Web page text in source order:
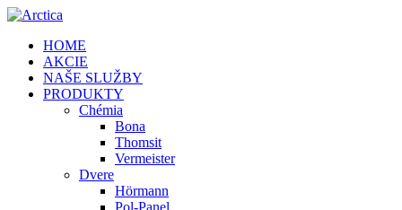
HOME
AKCIE
NAŠE SLUŽBY
PRODUKTY
Chémia
Bona
Thomsit
Vermeister
Dvere
Hörmann
Pol-Panel